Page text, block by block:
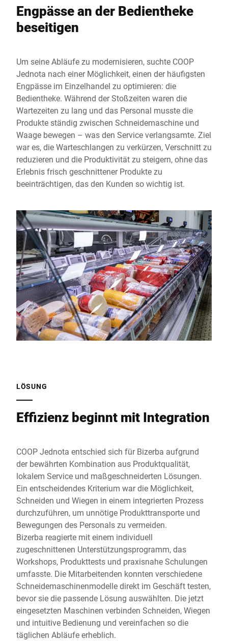
Engpässe an der Bedientheke
beseitigen
Um seine Abläufe zu modernisieren, suchte COOP
Jednota nach einer Möglichkeit, einen der häufigsten
Engpässe im Einzelhandel zu optimieren: die
Bedientheke. Während der Stoßzeiten waren die
Wartezeiten zu lang und das Personal musste die
Produkte ständig zwischen Schneidemaschine und
Waage bewegen – was den Service verlangsamte. Ziel
war es, die Warteschlangen zu verkürzen, Verschnitt zu
reduzieren und die Produktivität zu steigern, ohne das
Erlebnis frisch geschnittener Produkte zu
beeinträchtigen, das den Kunden so wichtig ist.
LÖSUNG
Effizienz beginnt mit Integration
COOP Jednota entschied sich für Bizerba aufgrund
der bewährten Kombination aus Produktqualität,
lokalem Service und maßgeschneiderten Lösungen.
Ein entscheidendes Kriterium war die Möglichkeit,
Schneiden und Wiegen in einem integrierten Prozess
durchzuführen, um unnötige Produkttransporte und
Bewegungen des Personals zu vermeiden.
Bizerba reagierte mit einem individuell
zugeschnittenen Unterstützungsprogramm, das
Workshops, Produkttests und praxisnahe Schulungen
umfasste. Die Mitarbeitenden konnten verschiedene
Schneidemaschinenmodelle direkt im Geschäft testen,
bevor sie die passende Lösung auswählten. Die jetzt
eingesetzten Maschinen verbinden Schneiden, Wiegen
und intuitive Bedienung und vereinfachen so die
täglichen Abläufe erheblich.